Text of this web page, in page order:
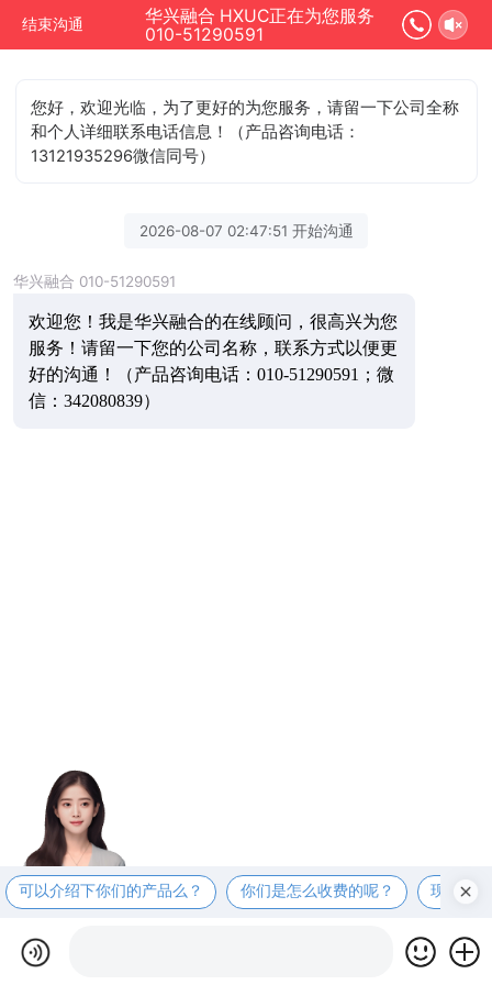
结束沟通
华兴融合 HXUC正在为您服务
010-51290591
您好，欢迎光临，为了更好的为您服务，请留一下公司全称
和个人详细联系电话信息！（产品咨询电话：
13121935296微信同号）
2026-08-07 02:47:51 开始沟通
华兴融合 010-51290591
欢迎您！我是华兴融合的在线顾问，很高兴为您
服务！请留一下您的公司名称，联系方式以便更
好的沟通！（产品咨询电话：010-51290591；微
信：342080839）
可以介绍下你们的产品么？ 你们是怎么收费的呢？ 现在有